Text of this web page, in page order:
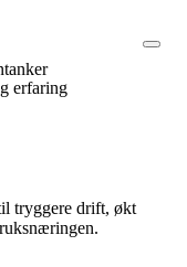
erfaring
tryggere drift, økt